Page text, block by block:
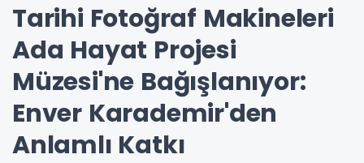
Tarihi Fotoğraf Makineleri
Ada Hayat Projesi
Müzesi'ne Bağışlanıyor:
Enver Karademir'den
Anlamlı Katkı